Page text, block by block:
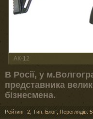
АК-12
В Росії, у
представника
бізнесмена.
Рейтинг: 2, Тип: Блоґ, Переглядів: